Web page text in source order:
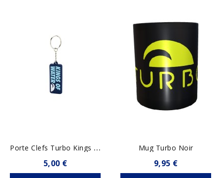
P
Orte Clefs Turbo Kings Of...
5,00 €
Mug Turbo Noir
9,95 €